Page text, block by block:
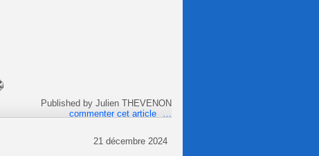
Published by Julien THEVENON
commenter cet article
…
21 décembre 2024